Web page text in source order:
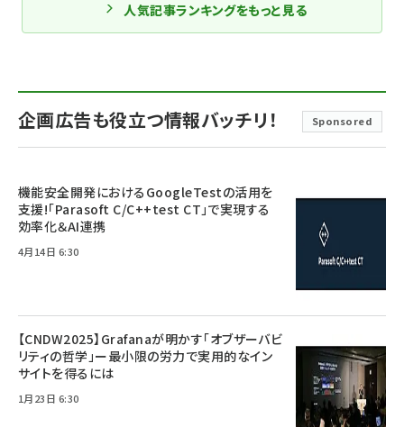
企画広告も役立つ情報バッチリ！ Sponsored
機能安全開発におけるGoogleTestの活用を
支援!「Parasoft C/C++test CT」で実現する
効率化＆AI連携
4月14日 6:30
【CNDW2025】Grafanaが明かす「オブザーバビ
リティの哲学」ー最小限の労力で実用的なイン
サイトを得るには
1月23日 6:30
人気記事ランキングをもっと見る